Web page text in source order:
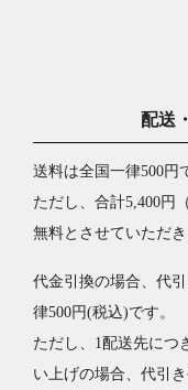
配送
送料は全国一律500円
ただし、合計5,400円
無料とさせていただき
代金引換の場合、代
律500円(税込)です。
ただし、1配送先につ
い上げの場合、代引